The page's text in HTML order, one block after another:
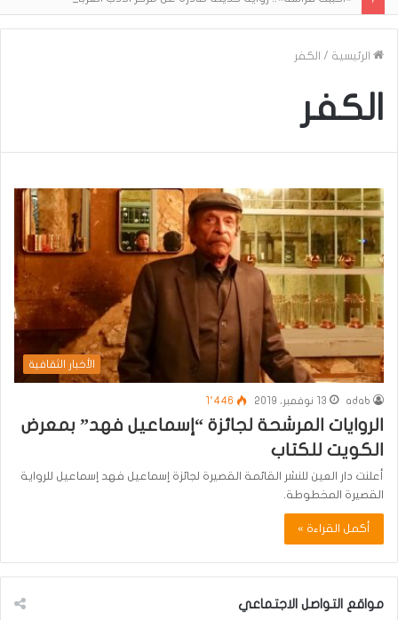
الرئيسية / الكفر
الكفر
الأخبار الثقافية
adab 13 نوفمبر، 2019 1٬446
الروايات المرشحة لجائزة “إسماعيل فهد” بمعرض
الكويت للكتاب
أعلنت دار العين للنشر القائمة القصيرة لجائزة إسماعيل فهد إسماعيل للرواية
القصيرة المخطوطة.
أكمل القراءة »
مواقع التواصل الاجتماعي